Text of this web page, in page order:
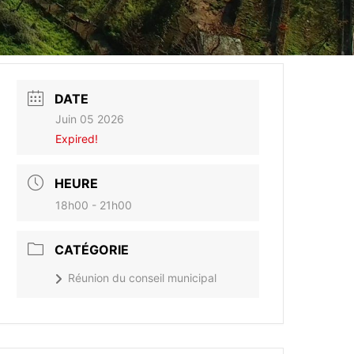
DATE
Juin 05 2026
Expired!
HEURE
18h00 - 21h00
CATÉGORIE
Réunion du conseil municipal